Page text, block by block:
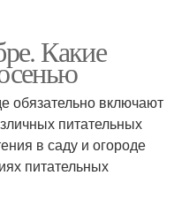
Какие
обязательно включают
питательных
в саду и огороде
питательных